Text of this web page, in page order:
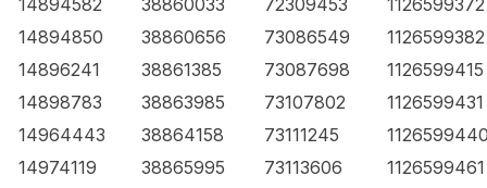
14894582
38860033 72309453
1126599372
14894850
38860656 73086549
1126599382
14896241
38861385 73087698
1126599415
14898783
38863985 73107802
1126599431
14964443
38864158 73111245
14974119
38865995 73113606
1126599461